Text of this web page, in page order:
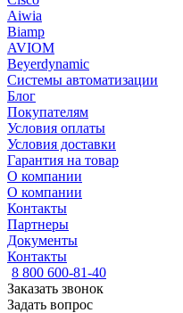
Aiwia
Biamp
AVIOM
Beyerdynamic
Системы автоматизации
Блог
Покупателям
Условия оплаты
Условия доставки
Гарантия на товар
О компании
О компании
Контакты
Партнеры
Документы
Контакты
8 800 600-81-40
Заказать звонок
Задать вопрос